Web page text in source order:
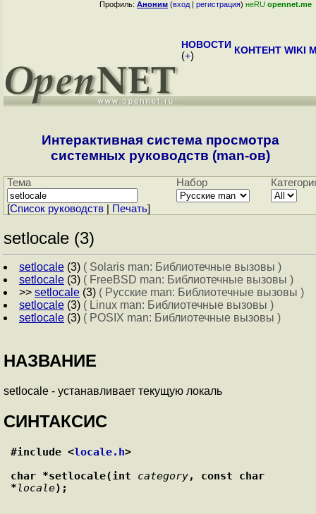
Профиль: Аноним (вход | регистрация) неRU opennet.me
НОВОСТИ
(+) КОНТЕНТ WIKI
Интерактивная система просмотра
системных руководств (man-ов)
Тема Набор
[Cписок руководств Печать]
setlocale (3)
setlocale (3) ( Solaris man: Библиотечные вызовы )
setlocale (3) ( FreeBSD man: Библиотечные вызовы )
>> setlocale (3) ( Русские man: Библиотечные вызовы )
setlocale (3) ( Linux man: Библиотечные вызовы )
setlocale (3) ( POSIX man: Библиотечные вызовы )
НАЗВАНИЕ
setlocale - устанавливает текущую локаль
СИНТАКСИС
#include <locale.h>
char *setlocale(int category, const char
*locale);